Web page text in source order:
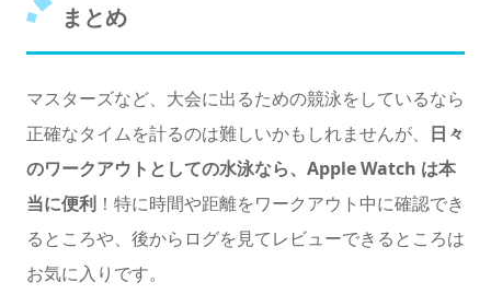
まとめ
マスターズなど、大会に出るための競泳をしているなら
正確なタイムを計るのは難しいかもしれませんが、 日々
のワークアウトとしての水泳なら、Apple Watch は本
当に便利 ！特に時間や距離をワークアウト中に確認でき
るところや、後からログを見てレビューできるところは
お気に入りです。